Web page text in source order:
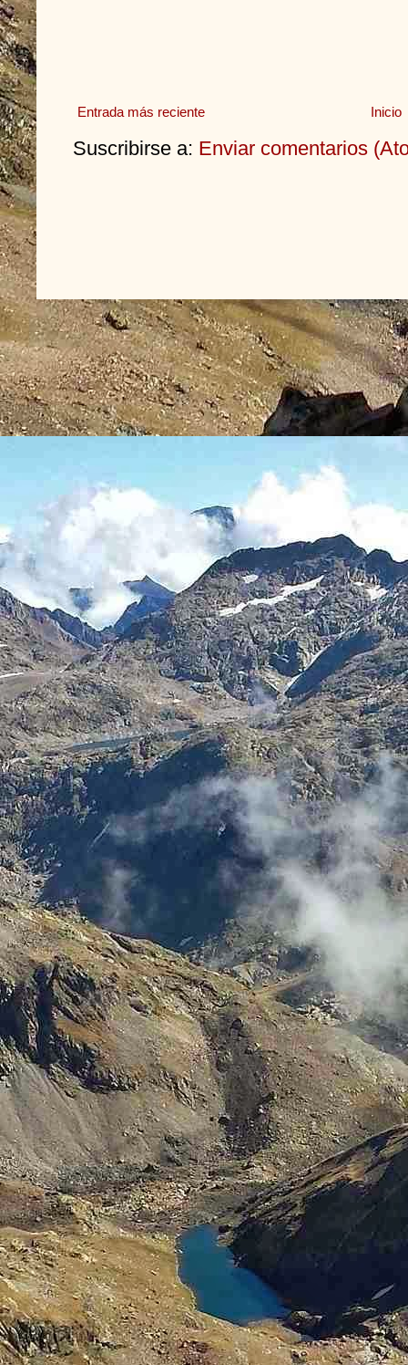
Entrada más reciente Inicio
Suscribirse a: Enviar comentarios